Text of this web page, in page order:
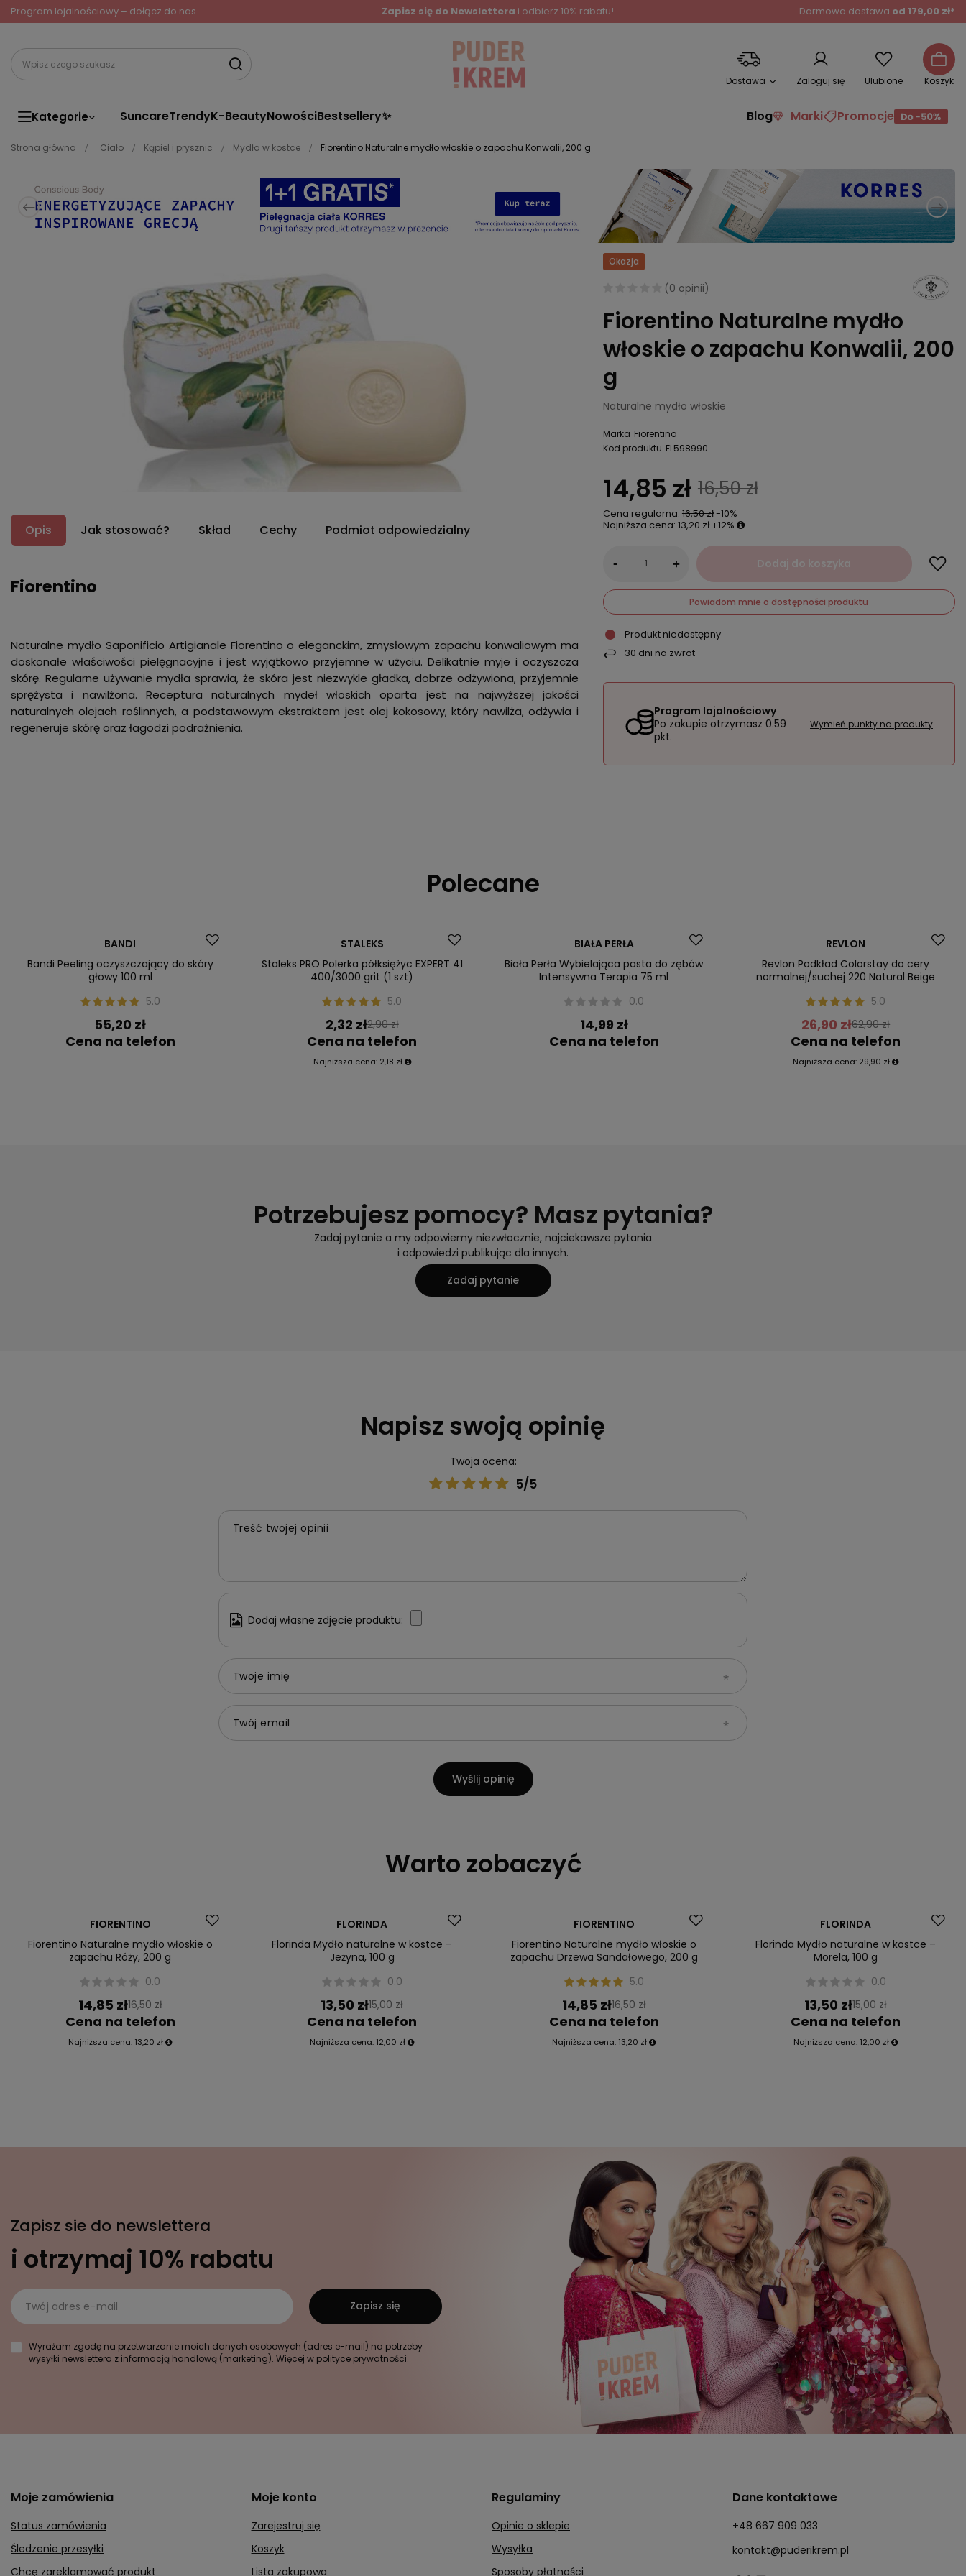
Program lojalnościowy – dołącz do nas Zapisz się do Newslettera i odbierz 10% rabatu! Darmowa dostawa od 179,00 zł*
Dostawa Zaloguj się Ulubione Koszyk
Kategorie SuncareTrendyK-BeautyNowościBestsellery✨ Blog Marki Promocje
Strona główna Ciało Kąpiel i prysznic Mydła w kostce Fiorentino Naturalne mydło włoskie o zapachu Konwalii, 200 g
Opis Jak stosować? Skład Cechy Podmiot odpowiedzialny
Fiorentino
Naturalne mydło Saponificio Artigianale Fiorentino o eleganckim, zmysłowym zapachu konwaliowym ma
doskonałe właściwości pielęgnacyjne i jest wyjątkowo przyjemne w użyciu. Delikatnie myje i oczyszcza
skórę. Regularne używanie mydła sprawia, że skóra jest niezwykle gładka, dobrze odżywiona, przyjemnie
sprężysta i nawilżona. Receptura naturalnych mydeł włoskich oparta jest na najwyższej jakości
naturalnych olejach roślinnych, a podstawowym ekstraktem jest olej kokosowy, który nawilża, odżywia i
regeneruje skórę oraz łagodzi podrażnienia.
Okazja
(0 opinii)
Fiorentino Naturalne mydło
włoskie o zapachu Konwalii, 200
g
Naturalne mydło włoskie
Marka Fiorentino
Kod produktu FL598990
14,85 zł 16,50 zł
Cena regularna: 16,50 zł-10%
Najniższa cena: 13,20 zł +12%
- + Dodaj do koszyka
Powiadom mnie o dostępności produktu
Produkt niedostępny
30 dni na zwrot
Program lojalnościowy
Po zakupie otrzymasz 0.59
pkt.
Wymień punkty na produkty
Polecane
BANDI
Bandi Peeling oczyszczający do skóry
głowy 100 ml
5.0
55,20 zł
Cena na telefon
STALEKS
Staleks PRO Polerka półksiężyc EXPERT 41
400/3000 grit (1 szt)
5.0
2,32 zł2,90 zł
Cena na telefon
Najniższa cena: 2,18 zł
BIAŁA PERŁA
Biała Perła Wybielająca pasta do zębów
Intensywna Terapia 75 ml
0.0
14,99 zł
Cena na telefon
REVLON
Revlon Podkład Colorstay do cery
normalnej/suchej 220 Natural Beige
5.0
26,90 zł62,90 zł
Cena na telefon
Najniższa cena: 29,90 zł
Potrzebujesz pomocy? Masz pytania?
Zadaj pytanie a my odpowiemy niezwłocznie, najciekawsze pytania
i odpowiedzi publikując dla innych.
Zadaj pytanie
Napisz swoją opinię
Twoja ocena:
5/5
Treść twojej opinii
Dodaj własne zdjęcie produktu:
Twoje imię
Twój email
Wyślij opinię
Warto zobaczyć
FIORENTINO
Fiorentino Naturalne mydło włoskie o
zapachu Róży, 200 g
0.0
14,85 zł16,50 zł
Cena na telefon
Najniższa cena: 13,20 zł
FLORINDA
Florinda Mydło naturalne w kostce –
Jeżyna, 100 g
0.0
13,50 zł15,00 zł
Cena na telefon
Najniższa cena: 12,00 zł
FIORENTINO
Fiorentino Naturalne mydło włoskie o
zapachu Drzewa Sandałowego, 200 g
5.0
14,85 zł16,50 zł
Cena na telefon
Najniższa cena: 13,20 zł
FLORINDA
Florinda Mydło naturalne w kostce –
Morela, 100 g
0.0
13,50 zł15,00 zł
Cena na telefon
Najniższa cena: 12,00 zł
Zapisz sie do newslettera
i otrzymaj 10% rabatu
Twój adres e-mail
Wyrażam zgodę na przetwarzanie moich danych osobowych (adres e-mail) na potrzeby
wysyłki newslettera z informacją handlową (marketing). Więcej w polityce prywatności.
Zapisz się
Moje zamówienia
Status zamówienia
Śledzenie przesyłki
Chcę zareklamować produkt
Moje konto
Zarejestruj się
Koszyk
Lista zakupowa
Regulaminy
Opinie o sklepie
Wysyłka
Sposoby płatności
Dane kontaktowe
+48 667 909 033
kontakt@puderikrem.pl